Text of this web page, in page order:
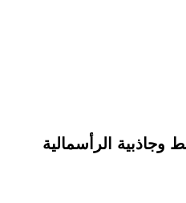
وجاذبية الرأسمالية